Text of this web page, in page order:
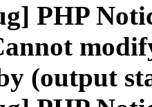
PHP
(output